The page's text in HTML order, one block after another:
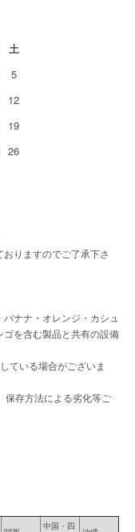
土
5
12
19
26
りますのでご了承下さ
ナナ・オレンジ・カシュ
を含む製品と共有の設備
ている場合がございま
保存方法による劣化等ご
中国・四